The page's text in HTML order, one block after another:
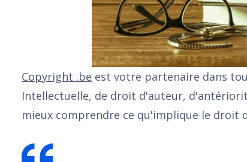
Copyright .be est votre partenaire dans
Intellectuelle, de droit d'auteur,
mieux comprendre ce qu'implique le droit